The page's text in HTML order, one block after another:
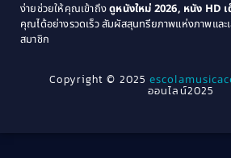
Crime อาชญากรรม(289)
Cult Film(4)
1964
1940
ง่ายช่วยให้คุณเข้าถึงดูหนังใหม่ 2026, หนัง HD
คุณได้อย่างรวดเร็ว สัมผัสสุนทรียภาพแห่งภาพแล
สมาชิก
Copyright © 2025
ออนไลน์2025